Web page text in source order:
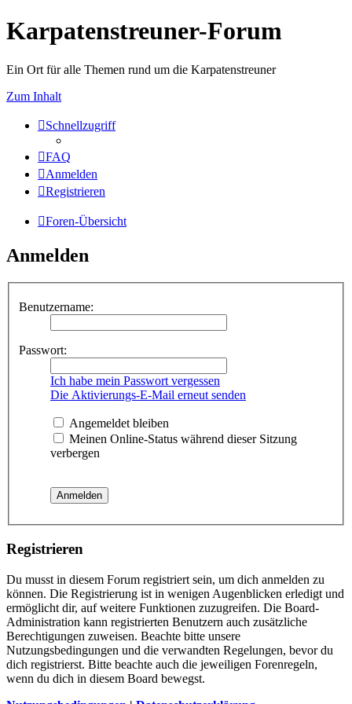
Karpatenstreuner-Forum
Ein Ort für alle Themen rund um die Karpatenstreuner
Zum Inhalt
Schnellzugriff
FAQ
Anmelden
Registrieren
Foren-Übersicht
Anmelden
Benutzername:
Passwort:
Ich habe mein Passwort vergessen
Die Aktivierungs-E-Mail erneut senden
Angemeldet bleiben
Meinen Online-Status während dieser Sitzung
verbergen
Registrieren
Du musst in diesem Forum registriert sein, um dich anmelden zu
können. Die Registrierung ist in wenigen Augenblicken erledigt und
ermöglicht dir, auf weitere Funktionen zuzugreifen. Die Board-
Administration kann registrierten Benutzern auch zusätzliche
Berechtigungen zuweisen. Beachte bitte unsere
Nutzungsbedingungen und die verwandten Regelungen, bevor du
dich registrierst. Bitte beachte auch die jeweiligen Forenregeln,
wenn du dich in diesem Board bewegst.